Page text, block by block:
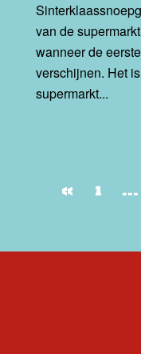
van de
wanneer de
verschijnen. Het
supermarkt...
« 1 …